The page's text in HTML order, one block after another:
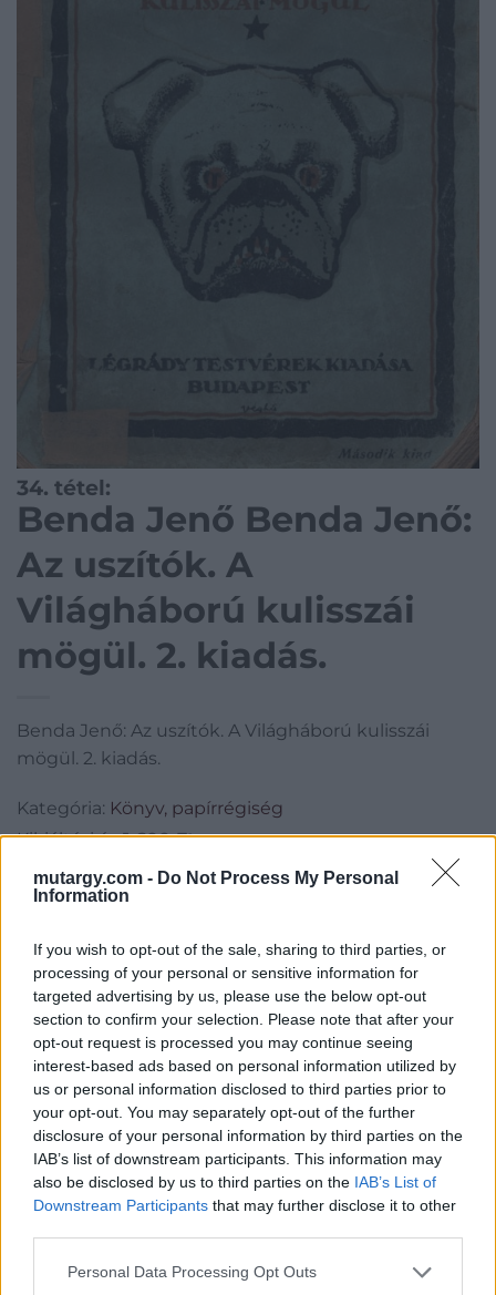
mutargy.com - Do Not Process My Personal
Information
If you wish to opt-out of the sale, sharing to third parties, or
processing of your personal or sensitive information for
targeted advertising by us, please use the below opt-out
section to confirm your selection. Please note that after your
opt-out request is processed you may continue seeing
interest-based ads based on personal information utilized by
us or personal information disclosed to third parties prior to
your opt-out. You may separately opt-out of the further
disclosure of your personal information by third parties on the
IAB’s list of downstream participants. This information may
also be disclosed by us to third parties on the IAB’s List of
Downstream Participants that may further disclose it to other
Personal Data Processing Opt Outs
34. tétel:
Benda Jenő Benda Jenő:
Az uszítók. A
Világháború kulisszái
mögül. 2. kiadás.
Benda Jenő: Az uszítók. A Világháború kulisszái
mögül. 2. kiadás.
Kategória: Könyv, papírrégiség
Kikiáltási ár:1 600Ft
Aukció adatai
Aukció dátuma: 2022.10.02
Aukció ideje: 16:00
Aukció helye: aukcio.net
Tételszám: 34
Eladó adatai
Eladó:Aukcio.net - Mike
Portobello Aukciósház
Cím: Vízkeleti Lívia
Mipo Kft
Budapest